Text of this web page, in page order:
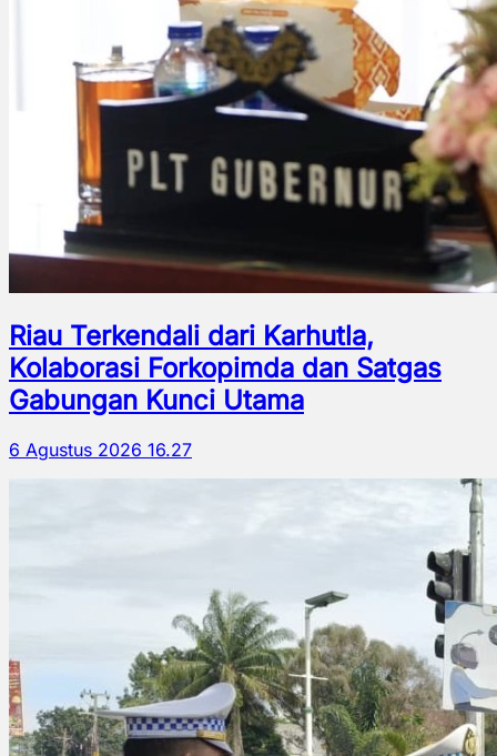
Riau Terkendali dari Karhutla,
Kolaborasi Forkopimda dan Satgas
Gabungan Kunci Utama
6 Agustus 2026 16.27